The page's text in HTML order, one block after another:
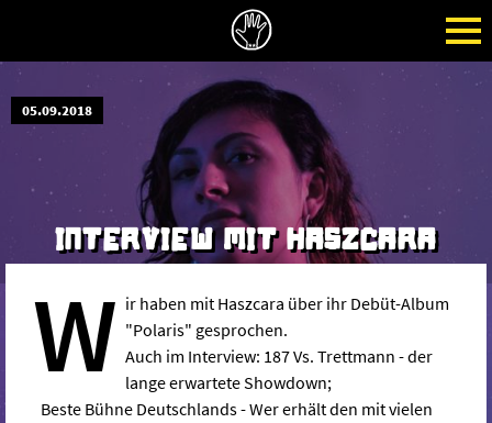
05.09.2018
INTERVIEW MIT HASZCARA
W ir haben mit Haszcara über ihr Debüt-Album
"Polaris" gesprochen.
Auch im Interview: 187 Vs. Trettmann - der
lange erwartete Showdown;
Beste Bühne Deutschlands - Wer erhält den mit vielen